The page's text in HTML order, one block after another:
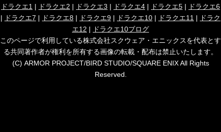
ドラクエ1 | ドラクエ2 | ドラクエ3 | ドラクエ4 | ドラクエ5 |
ドラクエ6
|
ドラクエ7 | ドラクエ8 | ドラクエ9 | ドラクエ10 | ドラクエ11 |
ドラク
エ12 |
ドラクエ10ブログ
このページで利用している株式会社スクウェア・エニックスを代表とす
る共同著作者が権利を所有する画像の転載・配布は禁止いたします。
(C) ARMOR PROJECT/BIRD STUDIO/SQUARE ENIX All Rights
Reserved.